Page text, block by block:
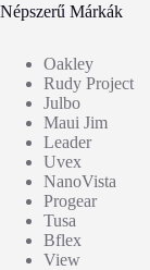
Népszerű Márkák
Oakley
Rudy Project
Julbo
Maui Jim
Leader
Uvex
NanoVista
Progear
Tusa
Bflex
View